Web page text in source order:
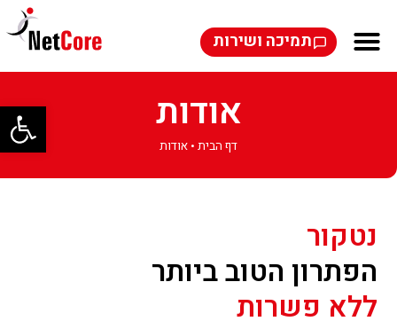
פתח
תמיכה ושירות
אודות
דף הבית • אודות
נטקור
הפתרון הטוב ביותר
ללא פשרות